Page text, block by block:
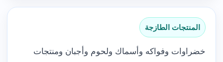
المنتجات الطازجة
خضراوات وفواكه وأسماك ولحوم وأجبان ومنتجات